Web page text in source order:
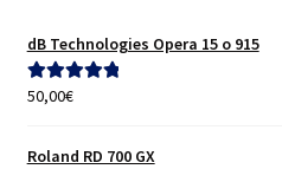
dB Technologies Opera 15 o 915
Valorado con
50,00€
Roland RD 700 GX